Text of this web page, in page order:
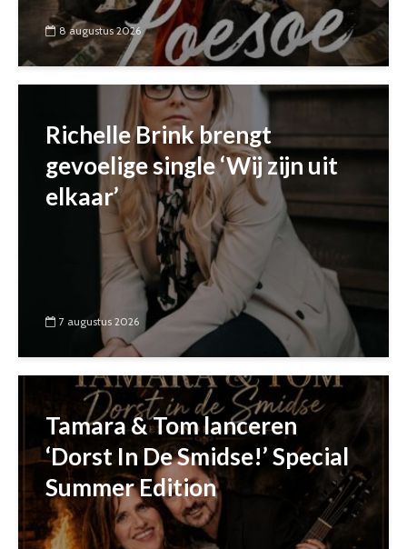
8 augustus 2026
Richelle Brink brengt
gevoelige single ‘Wij zijn uit
elkaar’
7 augustus 2026
Tamara & Tom lanceren
‘Dorst In De Smidse!’ Special
Summer Edition